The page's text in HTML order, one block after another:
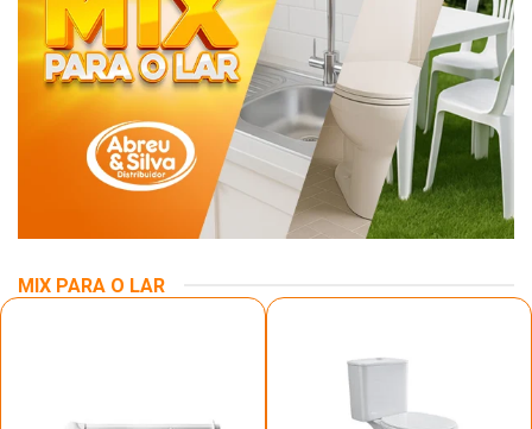
MIX PARA O LAR